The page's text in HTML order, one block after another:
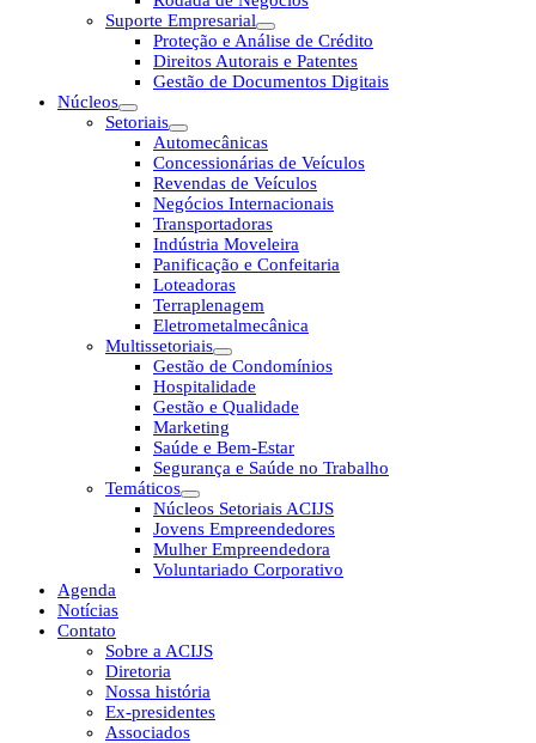
Suporte Empresarial
Proteção e Análise de Crédito
Direitos Autorais e Patentes
Gestão de Documentos Digitais
Núcleos
Setoriais
Automecânicas
Concessionárias de Veículos
Revendas de Veículos
Negócios Internacionais
Transportadoras
Indústria Moveleira
Panificação e Confeitaria
Loteadoras
Terraplenagem
Eletrometalmecânica
Multissetoriais
Gestão de Condomínios
Hospitalidade
Gestão e Qualidade
Marketing
Saúde e Bem-Estar
Segurança e Saúde no Trabalho
Temáticos
Núcleos Setoriais ACIJS
Jovens Empreendedores
Mulher Empreendedora
Voluntariado Corporativo
Agenda
Notícias
Contato
Sobre a ACIJS
Diretoria
Nossa história
Ex-presidentes
Associados